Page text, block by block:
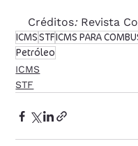
Créditos: Revista
ICMSSTFICMS PARA
Petróleo
ICMS
STF